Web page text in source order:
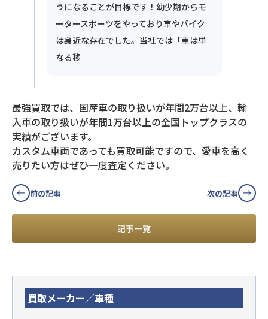
うになることが目標です！幼少期からモ
ータースポーツをやっており車やバイク
は身近な存在でした。当社では「車は単
なる移
最強買取では、国産車の取り扱いが年間2万台以上、輸
入車の取り扱いが年間1万台以上の全国トップクラスの
実績がございます。
カスタム車両であっても買取可能ですので、愛車を高く
売りたい方はぜひ一度査定ください。
前の記事
記事一覧
次の記事
買取メーカー／車種